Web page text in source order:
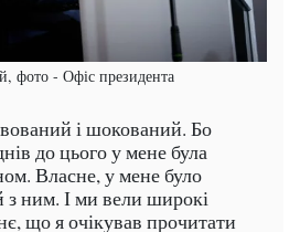
фото - Офіс президента
і шокований. Бо
до цього у мене була
Власне, у мене було
з ним. І ми вели широкі
що я очікував прочитати